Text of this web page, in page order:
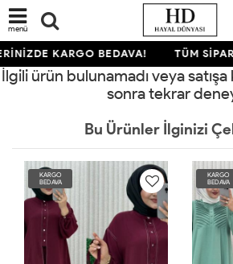
menü
KARGO BEDAVA! TÜM
İlgili ürün bulunamadı veya
sonra tekrar
Bu Ürünler İlginizi
KARGO
BEDAVA
KARGO
BEDAVA